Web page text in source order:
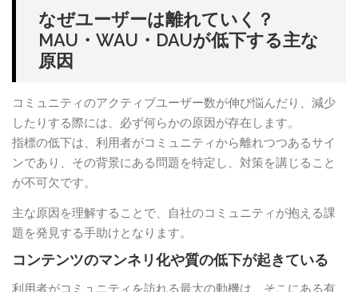
なぜユーザーは離れていく？
MAU・WAU・DAUが低下する主な
原因
コミュニティのアクティブユーザー数が伸び悩んだり、減少
したりする際には、必ず何らかの原因が存在します。
指標の低下は、利用者がコミュニティから離れつつあるサイ
ンであり、その背景にある問題を特定し、対策を講じること
が不可欠です。
主な原因を理解することで、自社のコミュニティが抱える課
題を発見する手助けとなります。
コンテンツのマンネリ化や質の低下が起きている
利用者がコミュニティを訪れる最大の動機は、そこにある有